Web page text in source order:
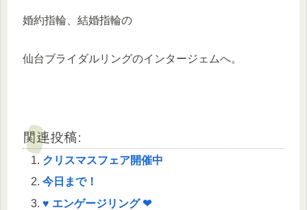
婚約指輪、結婚指輪の
仙台ブライダルリングのインタージェムへ。
関連投稿:
クリスマスフェア開催中
今日まで！
♥ エンゲージリング ❤